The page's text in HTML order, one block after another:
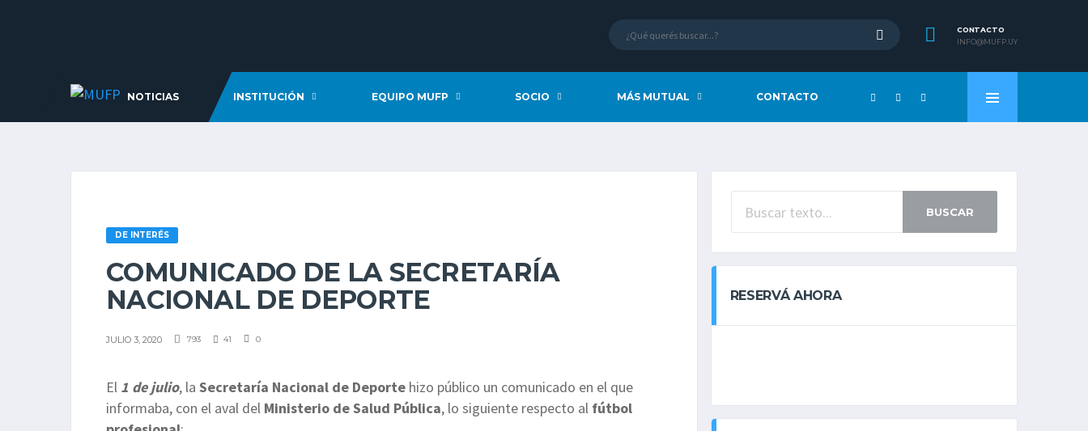
CONTACTO
INFO@MUFP.UY
NOTICIAS INSTITUCIÓN EQUIPO MUFP SOCIO MÁS MUTUAL CONTACTO
DE INTERÉS
COMUNICADO DE LA SECRETARÍA
NACIONAL DE DEPORTE
JULIO 3, 2020 793 41 0
El 1 de julio, la Secretaría Nacional de Deporte hizo público un comunicado en el que
informaba, con el aval del Ministerio de Salud Pública, lo siguiente respecto al fútbol
BUSCAR
RESERVÁ AHORA